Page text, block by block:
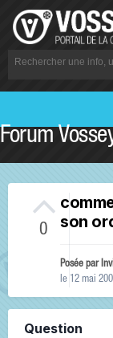
Forum
0
son
Posée par
le 12 mai
Question